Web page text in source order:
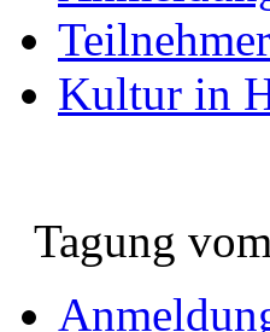
Kultur in
Tagung